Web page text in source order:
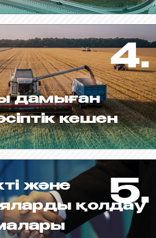
4.
дамыған
кешен
5.
және
қолдау